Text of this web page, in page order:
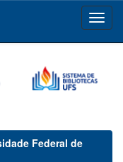
Federal de